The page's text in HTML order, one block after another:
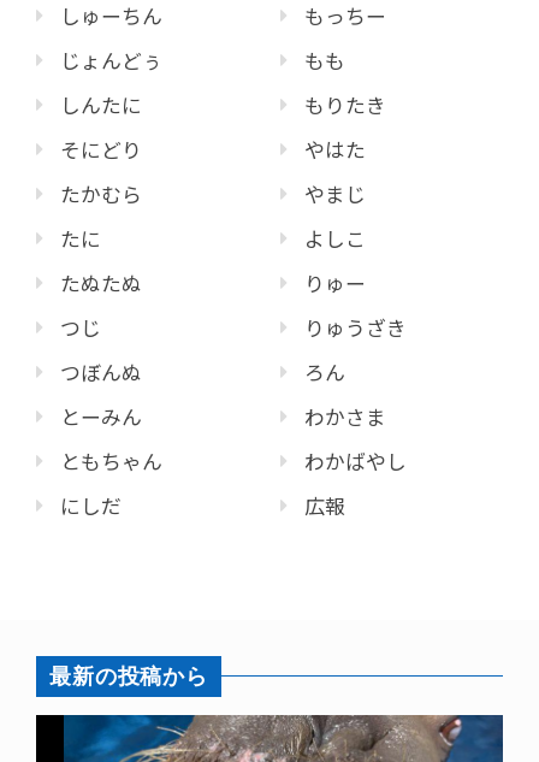
しゅーちん
じょんどぅ
しんたに
そにどり
たかむら
たに
たぬたぬ
つじ
つぼんぬ
とーみん
ともちゃん
にしだ
もっちー
もも
もりたき
やはた
やまじ
よしこ
りゅー
りゅうざき
ろん
わかさま
わかばやし
広報
最新の投稿から